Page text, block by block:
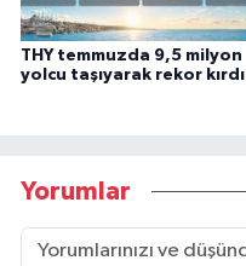
THY temmuzda 9,5 milyon
yolcu taşıyarak rekor kırdı
Yorumlar